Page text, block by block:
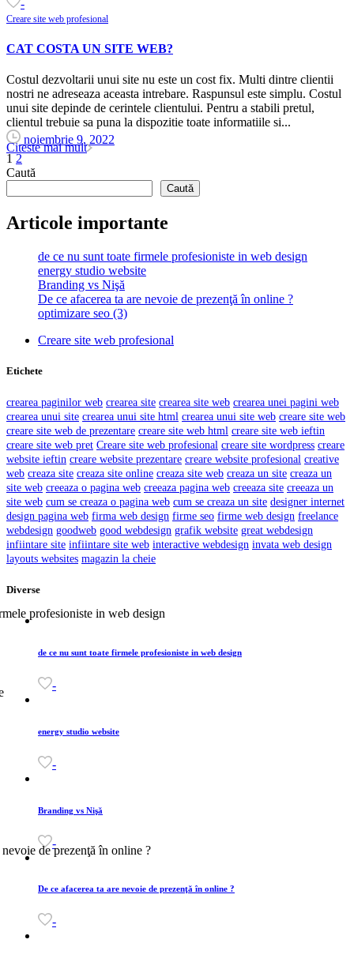
-
Creare site web profesional
CAT COSTA UN SITE WEB?
Costul dezvoltarii unui site nu este un cost fix. Multi dintre clientii
nostri ne adreseaza aceasta intrebare. Raspunsul este simplu. Costul
unui site depinde de cerintele clientului. Pentru a stabili pretul,
clientul trebuie sa puna la dispozitie toate informatiile si...
noiembrie 9, 2022
Citeste mai mult
1 2
Caută
Caută
Articole importante
de ce nu sunt toate firmele profesioniste in web design
energy studio website
Branding vs Nişă
De ce afacerea ta are nevoie de prezenţă în online ?
optimizare seo (3)
Creare site web profesional
Etichete
crearea paginilor web crearea site crearea site web crearea unei pagini web
crearea unui site crearea unui site html crearea unui site web creare site web
creare site web de prezentare creare site web html creare site web ieftin
creare site web pret Creare site web profesional creare site wordpress creare
website ieftin creare website prezentare creare website profesional creative
web creaza site creaza site online creaza site web creaza un site creaza un
site web creeaza o pagina web creeaza pagina web creeaza site creeaza un
site web cum se creaza o pagina web cum se creaza un site designer internet
design pagina web firma web design firme seo firme web design freelance
webdesign goodweb good webdesign grafik website great webdesign
infiintare site infiintare site web interactive webdesign invata web design
layouts websites magazin la cheie
Diverse
de ce nu sunt toate firmele profesioniste in web design
-
energy studio website
-
Branding vs Nişă
-
De ce afacerea ta are nevoie de prezenţă în online ?
-